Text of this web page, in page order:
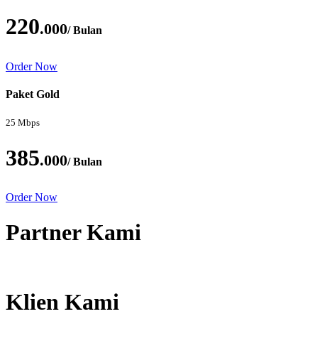
220.000/ Bulan
Order Now
Paket Gold
25 Mbps
385.000/ Bulan
Order Now
Partner Kami
Klien Kami